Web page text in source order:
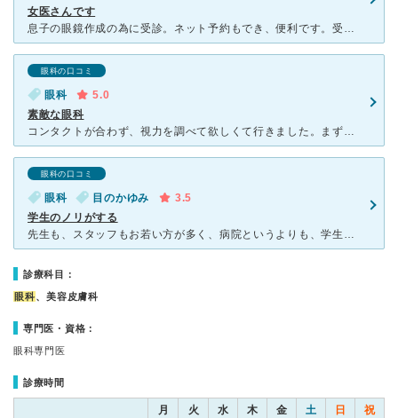
女医さんです
息子の眼鏡作成の為に受診。ネット予約もでき、便利です。受付、検査の先生、医師もみんな親切です。6年生頃から通い始めましたが、優しい女医さんで、子供も安心していました。視力検査の前に、瞳孔をひろげる目薬
眼科の口コミ
眼科
5.0
素敵な眼科
コンタクトが合わず、視力を調べて欲しくて行きました。まず、ネット予約が出来たのでよかったです！ 新しい病院なので建物はとてもキレイでした。 受付の方はもちろん、スタッフの方みなさんとても感じのよい
眼科の口コミ
眼科 目のかゆみ
3.5
学生のノリがする
先生も、スタッフもお若い方が多く、病院というよりも、学生のサークルみたいな感じの病院でした。 私は、嫌いではないのですが、イメージで感じるところは、本当に大丈夫？？？という疑問です。 信用していい
診療科目：
眼科、美容皮膚科
専門医・資格：
眼科専門医
診療時間
月 火 水 木 金 土 日 祝